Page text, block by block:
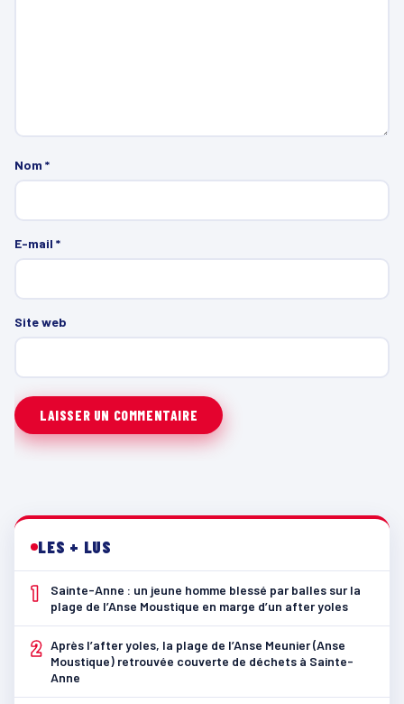
Nom *
E-mail *
Site web
LES + LUS
1
Sainte-Anne : un jeune homme blessé par balles sur la
plage de l’Anse Moustique en marge d’un after yoles
2 Après l’after yoles, la plage de l’Anse Meunier (Anse
Moustique) retrouvée couverte de déchets à Sainte-
Anne